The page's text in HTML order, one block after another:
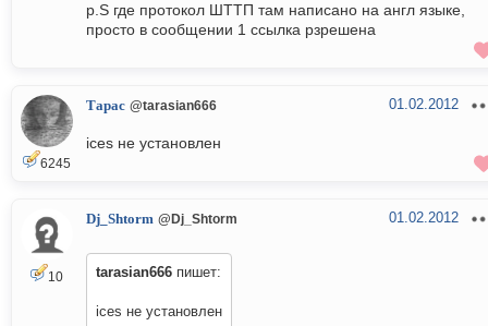
p.S где протокол ШТТП там написано на англ языке,
просто в сообщении 1 ссылка рзрешена
6245
Тарас @tarasian666 01.02.2012
ices не установлен
10
Dj_Shtorm @Dj_Shtorm 01.02.2012
tarasian666 пишет:
ices не установлен